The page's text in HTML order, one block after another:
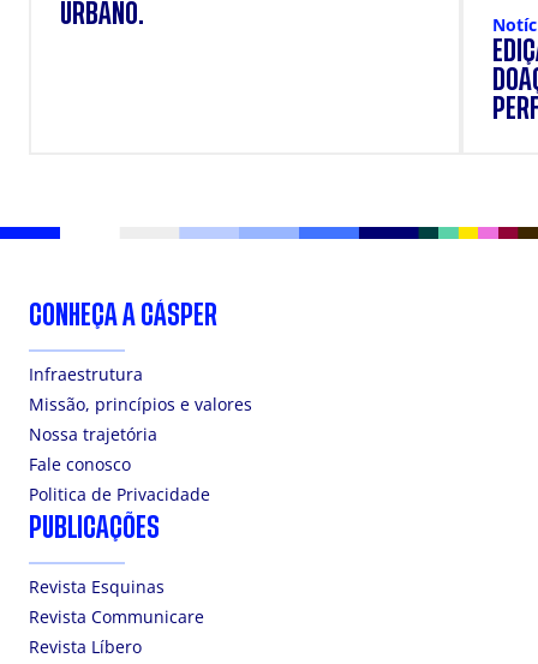
URBANO.
CONHEÇA A CÁSPER
Infraestrutura
Missão, princípios e valores
Nossa trajetória
Fale conosco
Politica de Privacidade
PUBLICAÇÕES
Revista Esquinas
Revista Communicare
Revista Líbero